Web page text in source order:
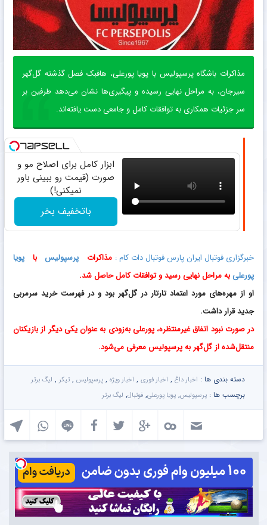
مذاکرات باشگاه پرسپولیس با پویا پورعلی، هافبک فصل گذشته گل‌گهر
سیرجان، به مراحل نهایی رسیده و پیگیری‌ها نشان می‌دهد طرفین بر
سر جزئیات همکاری به توافقات کامل و جامعی دست یافته‌اند.
ابزار کامل برای اصلاح مو و
صورت (قیمت رو ببینی باور
نمیکنی!)
باتخفیف بخر
خبرگزاری فوتبال ایران پارس فوتبال دات کام : مذاکرات پرسپولیس با پویا
پورعلی به مراحل نهایی رسید و توافقات کامل حاصل شد.
او از مهره‌های مورد اعتماد تارتار در گل‌گهر بود و در فهرست خرید سرمربی
جدید قرار داشت.
در صورت نبود اتفاق غیرمنتظره، پورعلی به‌زودی به عنوان یکی دیگر از بازیکنان
منتقل‌شده از گل‌گهر به پرسپولیس معرفی می‌شود.
دسته بندی ها : اخبار داغ , اخبار فوری , اخبار ویژه , پرسپولیس , تیکر , لیگ برتر
برچسب ها : پرسپولیس, پویا پورعلی, فوتبال, لیگ برتر